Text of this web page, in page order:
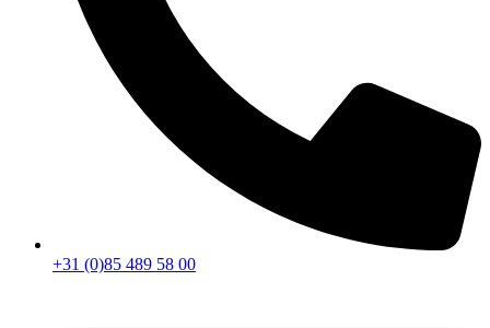
+31 (0)85 489 58 00